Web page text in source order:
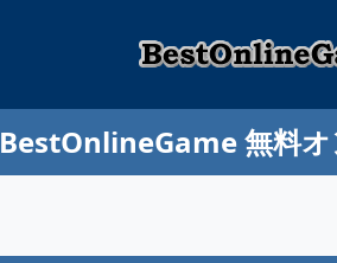
BestOnlineGame 無料